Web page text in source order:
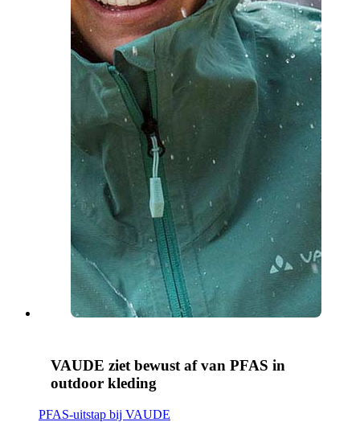
VAUDE ziet bewust af van PFAS in
outdoor kleding
PFAS-uitstap bij VAUDE